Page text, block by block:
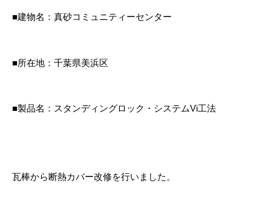
■建物名：真砂コミュニティーセンター
■所在地：千葉県美浜区
■製品名：スタンディングロック・システムVi工法
瓦棒から断熱カバー改修を行いました。